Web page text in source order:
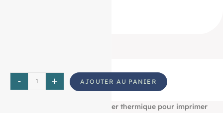
- + AJOUTER AU PANIER
Découvrez notre bobine papier thermique pour imprimer